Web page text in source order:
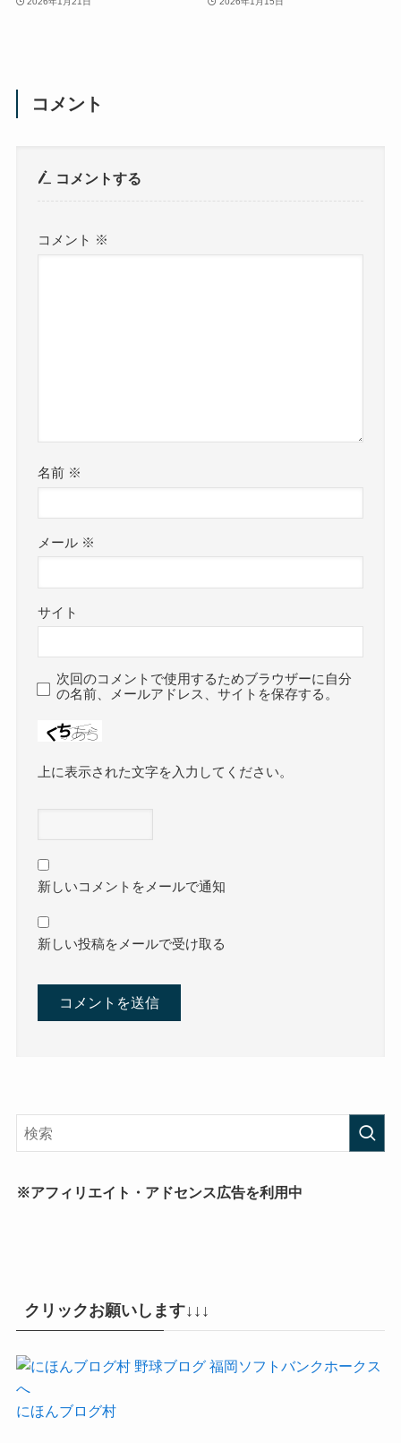
コメント
コメントする
コメント ※
名前 ※
メール ※
サイト
次回のコメントで使用するためブラウザーに自分
の名前、メールアドレス、サイトを保存する。
上に表示された文字を入力してください。
新しいコメントをメールで通知
新しい投稿をメールで受け取る
※アフィリエイト・アドセンス広告を利用中
クリックお願いします↓↓↓
にほんブログ村